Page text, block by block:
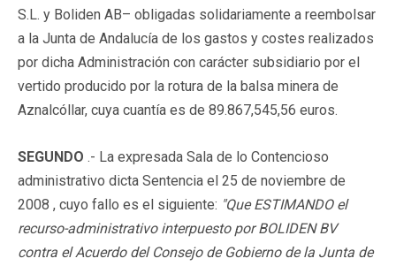
S.L. y Boliden AB– obligadas solidariamente a reembolsar
a la Junta de Andalucía de los gastos y costes realizados
por dicha Administración con carácter subsidiario por el
vertido producido por la rotura de la balsa minera de
Aznalcóllar, cuya cuantía es de 89.867,545,56 euros.
SEGUNDO .- La expresada Sala de lo Contencioso
administrativo dicta Sentencia el 25 de noviembre de
2008 , cuyo fallo es el siguiente: "Que ESTIMANDO el
recurso-administrativo interpuesto por BOLIDEN BV
contra el Acuerdo del Consejo de Gobierno de la Junta de